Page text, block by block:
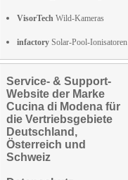
VisorTech Wild-Kameras
infactory Solar-Pool-Ionisatoren
Service- & Support-
Website der Marke
Cucina di Modena für
die Vertriebsgebiete
Deutschland,
Österreich und
Schweiz